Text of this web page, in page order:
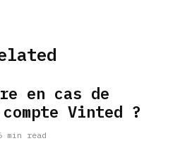
en cas de
Vinted ?
min read